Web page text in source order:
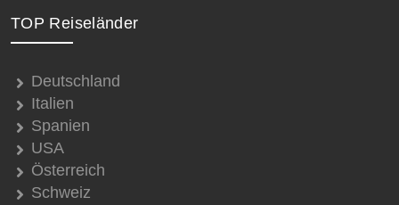
TOP Reiseländer
Deutschland
Italien
Spanien
USA
Österreich
Schweiz